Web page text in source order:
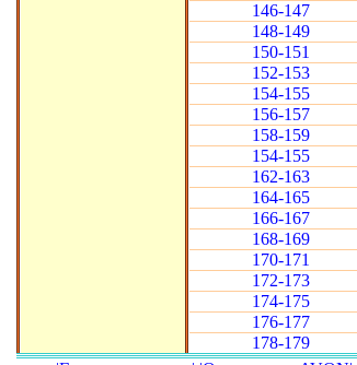
146-147
148-149
150-151
152-153
154-155
156-157
158-159
154-155
162-163
164-165
166-167
168-169
170-171
172-173
174-175
176-177
178-179